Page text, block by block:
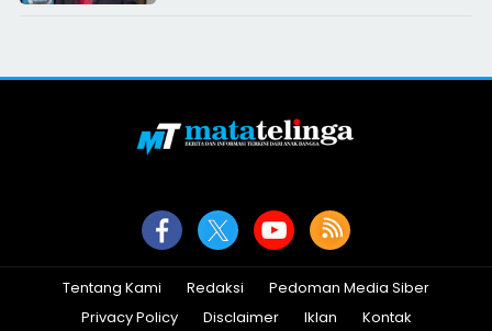
Tentang Kami Redaksi
Pedoman Media Siber
Privacy Policy
Disclaimer Iklan Kontak